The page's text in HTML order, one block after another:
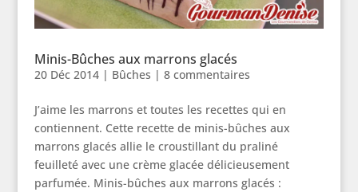
Minis-Bûches aux marrons glacés
20 Déc 2014| Bûches | 8 commentaires
J’aime les marrons et toutes les recettes qui en
contiennent. Cette recette de minis-bûches aux
marrons glacés allie le croustillant du praliné
feuilleté avec une crème glacée délicieusement
parfumée. Minis-bûches aux marrons glacés :